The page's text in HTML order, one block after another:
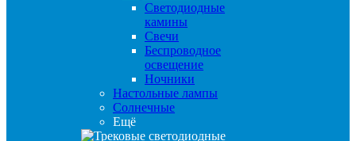
Светодиодные
камины
Свечи
Беспроводное
освещение
Ночники
Настольные лампы
Солнечные
Ещё